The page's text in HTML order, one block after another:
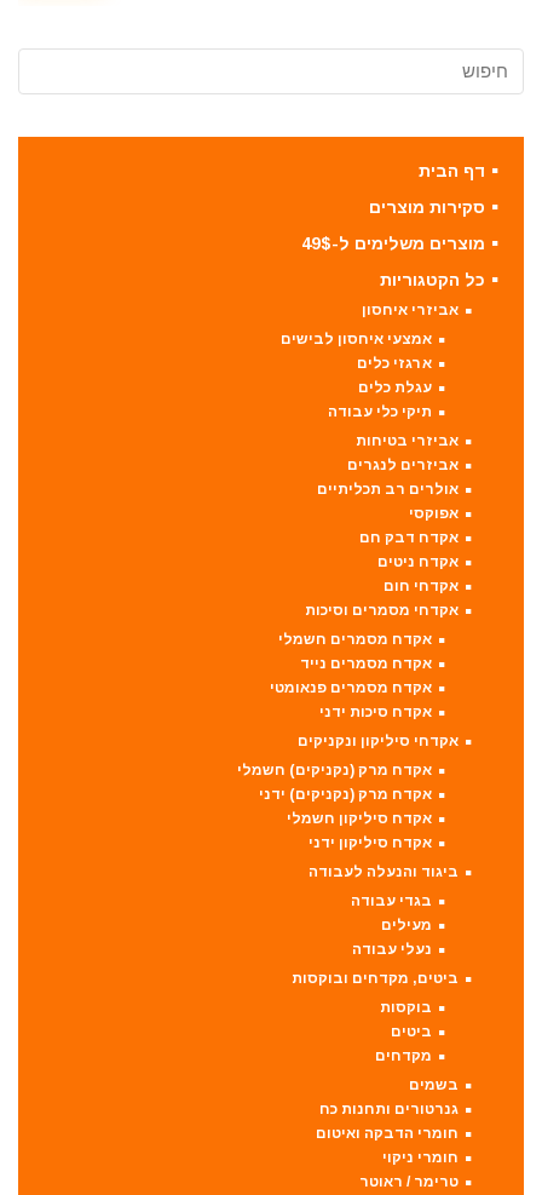
דף הבית
סקירות מוצרים
מוצרים משלימים ל-49$
כל הקטגוריות
אביזרי איחסון
אמצעי איחסון לבישים
ארגזי כלים
עגלת כלים
תיקי כלי עבודה
אביזרי בטיחות
אביזרים לנגרים
אולרים רב תכליתיים
אפוקסי
אקדח דבק חם
אקדח ניטים
אקדחי חום
אקדחי מסמרים וסיכות
אקדח מסמרים חשמלי
אקדח מסמרים נייד
אקדח מסמרים פנאומטי
אקדח סיכות ידני
אקדחי סיליקון ונקניקים
אקדח מרק (נקניקים) חשמלי
אקדח מרק (נקניקים) ידני
אקדח סיליקון חשמלי
אקדח סיליקון ידני
ביגוד והנעלה לעבודה
בגדי עבודה
מעילים
נעלי עבודה
ביטים, מקדחים ובוקסות
בוקסות
ביטים
מקדחים
בשמים
גנרטורים ותחנות כח
חומרי הדבקה ואיטום
חומרי ניקוי
טרימר / ראוטר